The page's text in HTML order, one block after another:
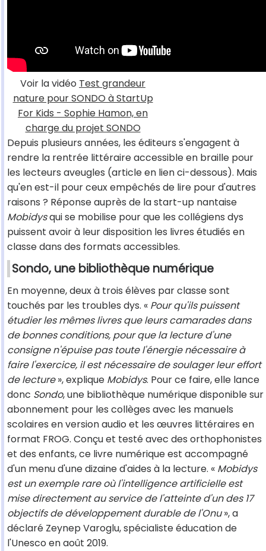
Voir la vidéo Test grandeur
nature pour SONDO à StartUp
For Kids - Sophie Hamon, en
charge du projet SONDO
Depuis plusieurs années, les éditeurs s'engagent à
rendre la rentrée littéraire accessible en braille pour
les lecteurs aveugles (article en lien ci-dessous). Mais
qu'en est-il pour ceux empêchés de lire pour d'autres
raisons ? Réponse auprès de la start-up nantaise
Mobidysqui se mobilise pour que les collégiens dys
puissent avoir à leur disposition les livres étudiés en
classe dans des formats accessibles.
Sondo, une bibliothèque numérique
En moyenne, deux à trois élèves par classe sont
touchés par les troubles dys. « Pour qu'ils puissent
étudier les mêmes livres que leurs camarades dans
de bonnes conditions, pour que la lecture d'une
consigne n'épuise pas toute l'énergie nécessaire à
faire l'exercice, il est nécessaire de soulager leur effort
de lecture», explique Mobidys. Pour ce faire, elle lance
donc Sondo, une bibliothèque numérique disponible sur
abonnement pour les collèges avec les manuels
scolaires en version audio et les œuvres littéraires en
format FROG. Conçu et testé avec des orthophonistes
et des enfants, ce livre numérique est accompagné
d'un menu d'une dizaine d'aides à la lecture. « Mobidys
est un exemple rare où l'intelligence artificielle est
mise directement au service de l'atteinte d'un des 17
objectifs de développement durable de l'Onu», a
déclaré Zeynep Varoglu, spécialiste éducation de
l'Unesco en août 2019.